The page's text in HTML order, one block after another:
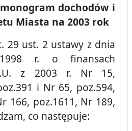
dochodów i
Miasta na 2003 rok
29 ust. 2 ustawy z dnia
r. o finansach
z 2003 r. Nr 15,
i Nr 65, poz.594,
166, poz.1611, Nr 189,
co następuje: